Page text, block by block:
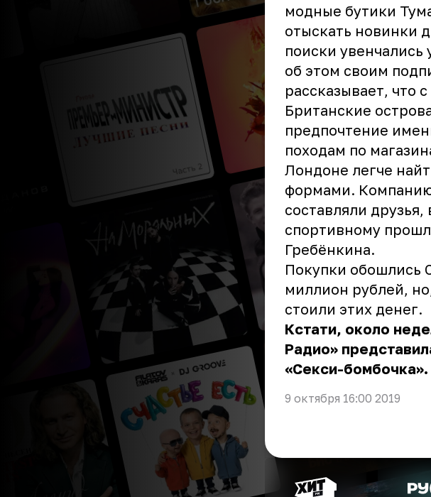
модные бутики
отыскать новинки
поиски
об этом своим
рассказывает, что
Британские
предпочтение
походам по
Лондоне легче
формами.
составляли
спортивному
Гребёнкина.
Покупки обошлись
миллион рублей,
стоили этих денег.
Кстати, около
Радио»
«Секси-бомбочка».
9 октября 16:00 2019